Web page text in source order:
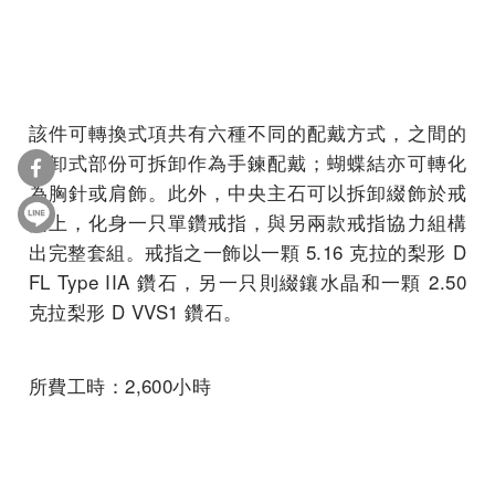
該件可轉換式項共有六種不同的配戴方式，之間的
可卸式部份可拆卸作為手鍊配戴；蝴蝶結亦可轉化
為胸針或肩飾。此外，中央主石可以拆卸綴飾於戒
指上，化身一只單鑽戒指，與另兩款戒指協力組構
出完整套組。戒指之一飾以一顆 5.16 克拉的梨形 D
FL Type IIA 鑽石，另一只則綴鑲水晶和一顆 2.50
克拉梨形 D VVS1 鑽石。
所費工時：2,600小時